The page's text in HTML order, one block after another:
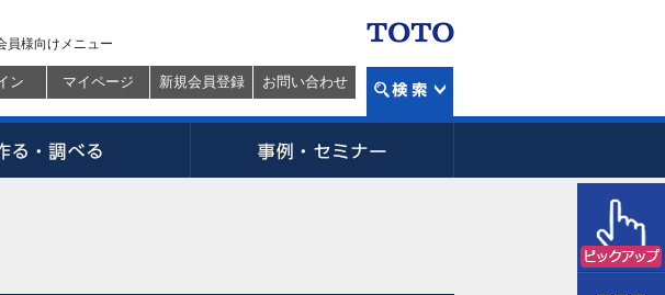
員様向けメニュー
ン マイページ 新規会員登録 お問い合わせ